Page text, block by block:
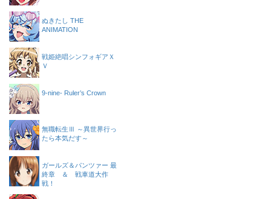
ぬきたし THE
ANIMATION
戦姫絶唱シンフォギアＸ
Ｖ
9-nine- Ruler’s Crown
無職転生Ⅲ ～異世界行っ
たら本気だす～
ガールズ＆パンツァー 最
終章 ＆ 戦車道大作
戦！